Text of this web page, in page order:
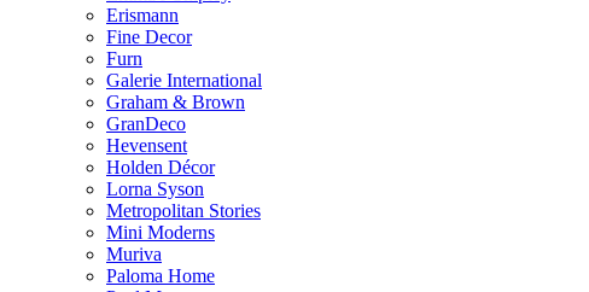
Erismann
Fine Decor
Furn
Galerie International
Graham & Brown
GranDeco
Hevensent
Holden Décor
Lorna Syson
Metropolitan Stories
Mini Moderns
Muriva
Paloma Home